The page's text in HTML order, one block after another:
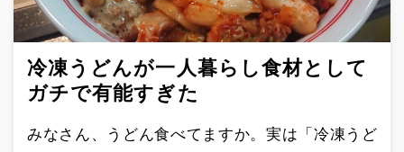
冷凍うどんが一人暮らし食材として
ガチで有能すぎた
みなさん、うどん食べてますか。実は「冷凍うど